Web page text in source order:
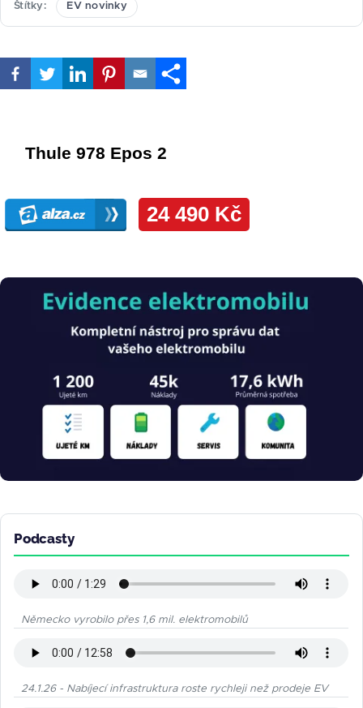
Štítky EV novinky
Obrázek
Podcasty
Německo vyrobilo přes 1,6 mil. elektromobilů
24.1.26 - Nabíjecí infrastruktura roste rychleji než prodeje EV